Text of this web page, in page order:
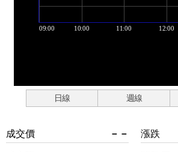
日線 週線
成交價 －－ 漲跌